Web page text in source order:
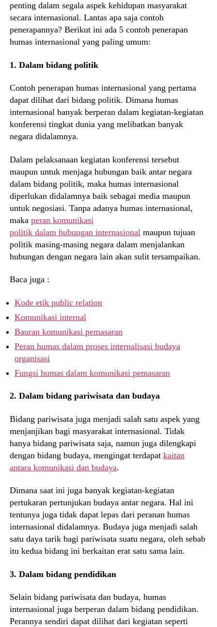
penting dalam segala aspek kehidupan masyarakat
secara internasional. Lantas apa saja contoh
penerapannya? Berikut ini ada 5 contoh penerapan
humas internasional yang paling umum:
1. Dalam bidang politik
Contoh penerapan humas internasional yang pertama
dapat dilihat dari bidang politik. Dimana humas
internasional banyak berperan dalam kegiatan-kegiatan
konferensi tingkat dunia yang melibatkan banyak
negara didalamnya.
Dalam pelaksanaan kegiatan konferensi tersebut
maupun untuk menjaga hubungan baik antar negara
dalam bidang politik, maka humas internasional
diperlukan didalamnya baik sebagai media maupun
untuk negosiasi. Tanpa adanya humas internasional,
maka peran komunikasi
politik dalam hubungan internasional maupun tujuan
politik masing-masing negara dalam menjalankan
hubungan dengan negara lain akan sulit tersampaikan.
Baca juga :
Kode etik public relation
Komunikasi internal
Bauran komunikasi pemasaran
Peran humas dalam proses internalisasi budaya
organisasi
Fungsi humas dalam komunikasi pemasaran
2. Dalam bidang pariwisata dan budaya
Bidang pariwisata juga menjadi salah satu aspek yang
menjanjikan bagi masyarakat internasional. Tidak
hanya bidang pariwisata saja, namun juga dilengkapi
dengan bidang budaya, mengingat terdapat kaitan
antara komunikasi dan budaya.
Dimana saat ini juga banyak kegiatan-kegiatan
pertukaran pertunjukan budaya antar negara. Hal ini
tentunya juga tidak dapat lepas dari peranan humas
internasional didalamnya. Budaya juga menjadi salah
satu daya tarik bagi pariwisata suatu negara, oleh sebab
itu kedua bidang ini berkaitan erat satu sama lain.
3. Dalam bidang pendidikan
Selain bidang pariwisata dan budaya, humas
internasional juga berperan dalam bidang pendidikan.
Perannya sendiri dapat dilihat dari kegiatan seperti